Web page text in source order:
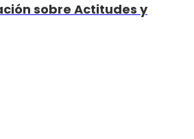
sobre Actitudes y